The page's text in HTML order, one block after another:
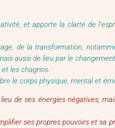
et apporte la clarté de
de la transformation,
aussi de lieu par le
les chagrins.
le corps physique, mental et
de ses énergies négatives,
ses propres pouvoirs et sa